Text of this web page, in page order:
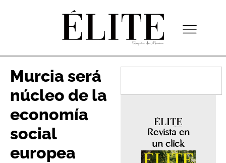
Murcia será
núcleo de la
economía
social
europea
Revista en
un click